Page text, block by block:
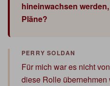
hineinwachsen
Pläne?
Für mich war es nicht
diese Rolle